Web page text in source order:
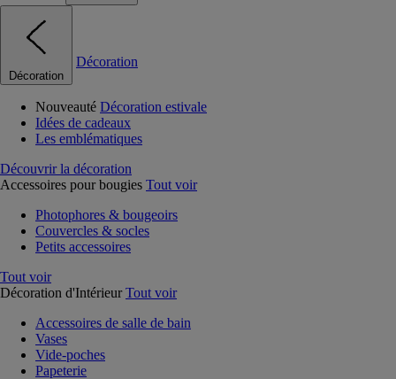
Décoration
Décoration
Nouveauté Décoration estivale
Idées de cadeaux
Les emblématiques
Découvrir la décoration
Accessoires pour bougies Tout voir
Photophores & bougeoirs
Couvercles & socles
Petits accessoires
Tout voir
Décoration d'Intérieur Tout voir
Accessoires de salle de bain
Vases
Vide-poches
Papeterie